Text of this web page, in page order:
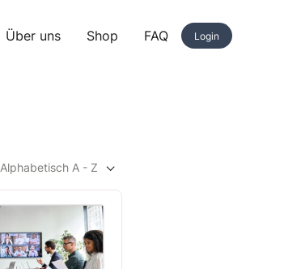
Über uns Shop FAQ Login
Alphabetisch A - Z